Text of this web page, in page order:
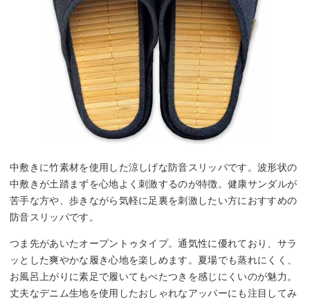
中敷きに竹素材を使用した涼しげな防音スリッパです。波形状の
中敷きが土踏まずを心地よく刺激するのが特徴。健康サンダルが
苦手な方や、歩きながら気軽に足裏を刺激したい方におすすめの
防音スリッパです。
つま先があいたオープントゥタイプ。通気性に優れており、サラ
ッとした爽やかな履き心地を楽しめます。夏場でも蒸れにくく、
お風呂上がりに素足で履いてもべたつきを感じにくいのが魅力。
丈夫なデニム生地を使用したおしゃれなアッパーにも注目してみ